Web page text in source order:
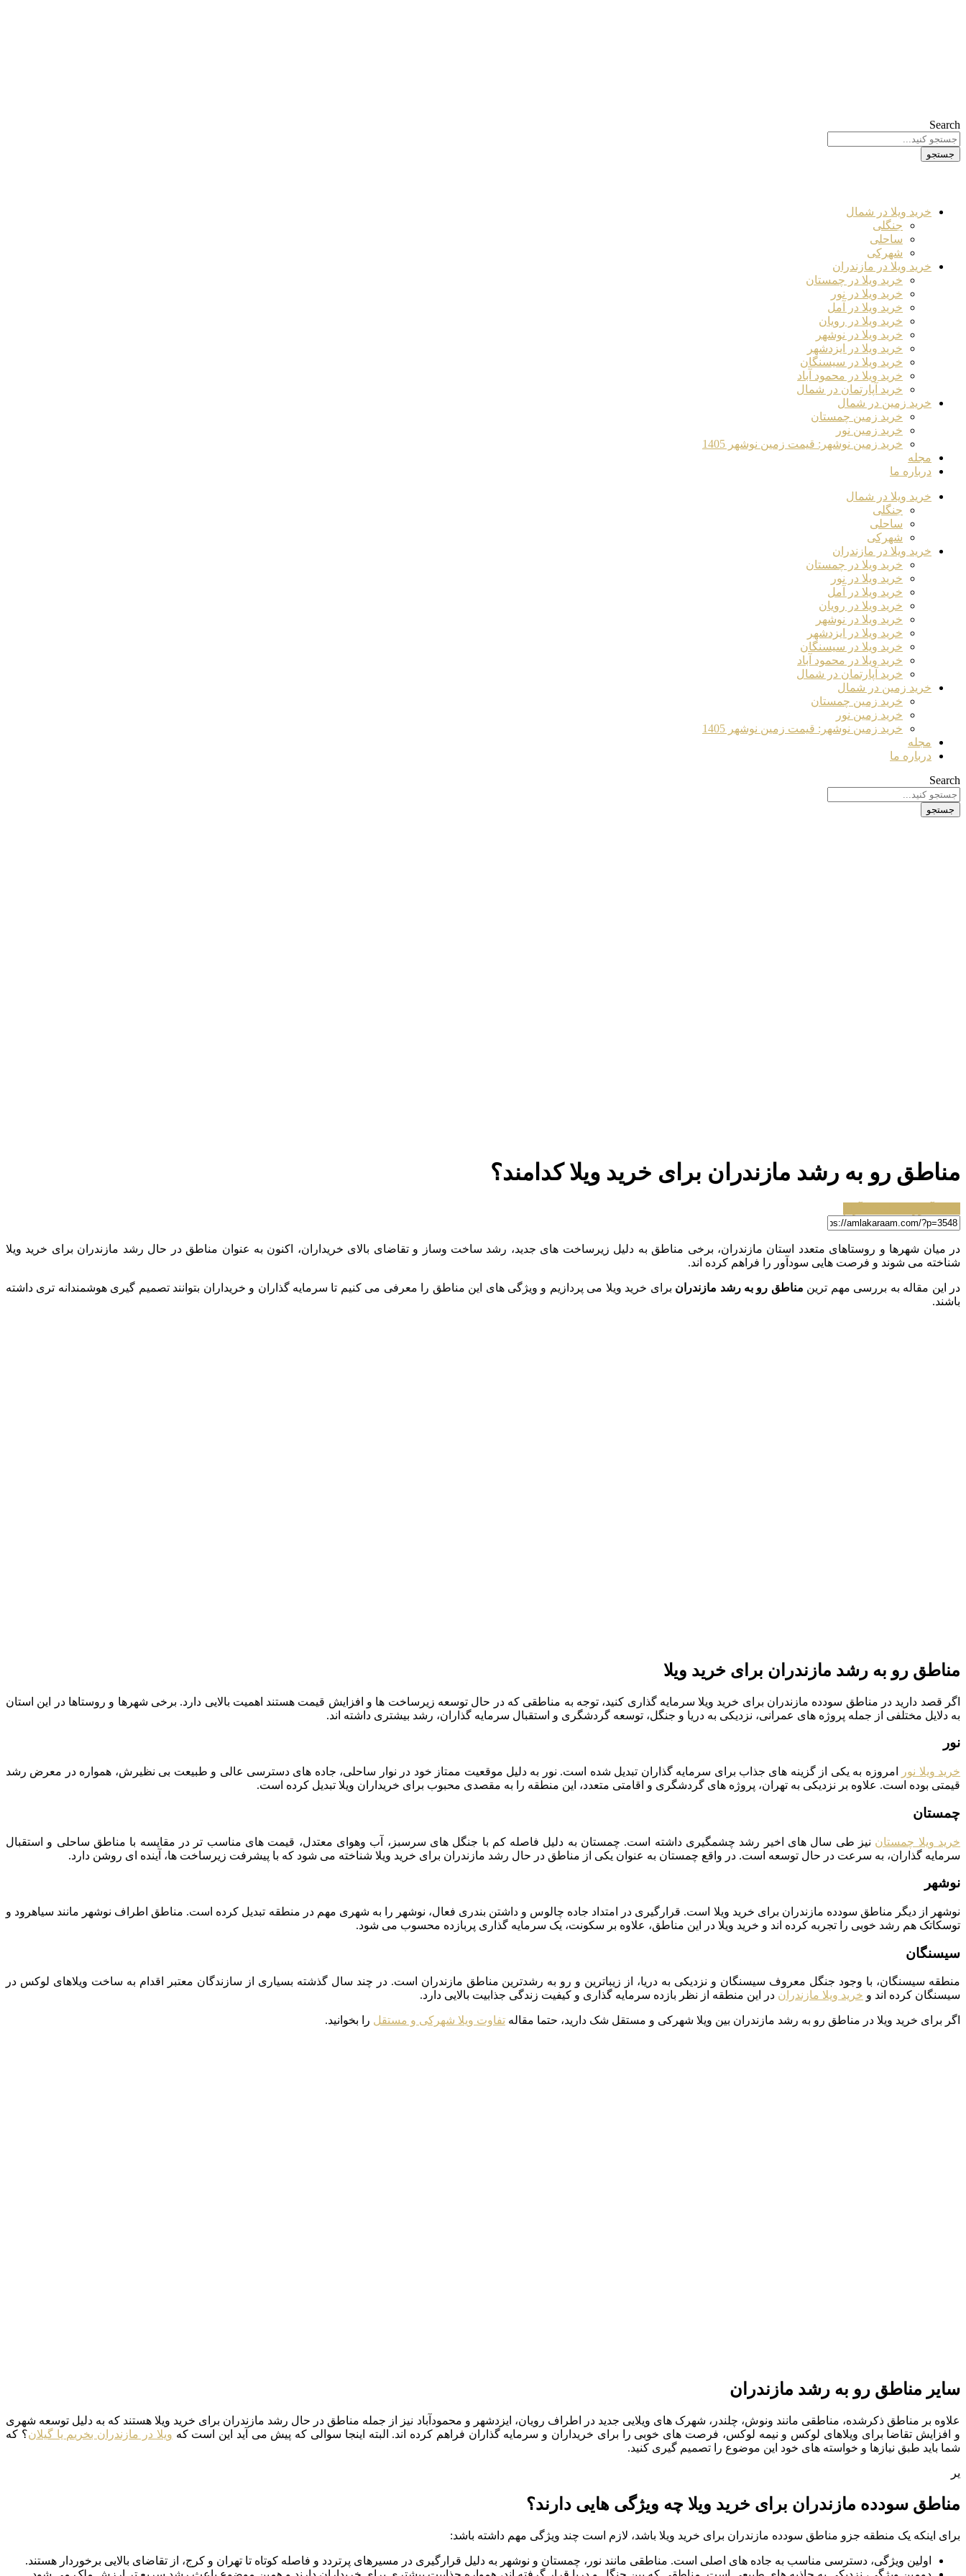
Search
جستجو
خرید ویلا در شمال
جنگلی
ساحلی
شهرکی
خرید ویلا در مازندران
خرید ویلا در چمستان
خرید ویلا در نور
خرید ویلا در آمل
خرید ویلا در رویان
خرید ویلا در نوشهر
خرید ویلا در ایزدشهر
خرید ویلا در سیسنگان
خرید ویلا در محمود آباد
خرید آپارتمان در شمال
خرید زمین در شمال
خرید زمین چمستان
خرید زمین نور
خرید زمین نوشهر: قیمت زمین نوشهر 1405
مجله
درباره ما
خرید ویلا در شمال
جنگلی
ساحلی
شهرکی
خرید ویلا در مازندران
خرید ویلا در چمستان
خرید ویلا در نور
خرید ویلا در آمل
خرید ویلا در رویان
خرید ویلا در نوشهر
خرید ویلا در ایزدشهر
خرید ویلا در سیسنگان
خرید ویلا در محمود آباد
خرید آپارتمان در شمال
خرید زمین در شمال
خرید زمین چمستان
خرید زمین نور
خرید زمین نوشهر: قیمت زمین نوشهر 1405
مجله
درباره ما
Search
جستجو
مناطق رو به رشد مازندران برای خرید ویلا کدامند؟
در میان شهرها و روستاهای متعدد استان مازندران، برخی مناطق به دلیل زیرساخت های جدید، رشد ساخت وساز و تقاضای بالای خریداران، اکنون به عنوان مناطق در حال رشد مازندران برای خرید ویلا
شناخته می شوند و فرصت هایی سودآور را فراهم کرده اند.
در این مقاله به بررسی مهم ترین مناطق رو به رشد مازندران برای خرید ویلا می پردازیم و ویژگی های این مناطق را معرفی می کنیم تا سرمایه گذاران و خریداران بتوانند تصمیم گیری هوشمندانه تری داشته
باشند.
مناطق رو به رشد مازندران برای خرید ویلا
اگر قصد دارید در مناطق سودده مازندران برای خرید ویلا سرمایه گذاری کنید، توجه به مناطقی که در حال توسعه زیرساخت ها و افزایش قیمت هستند اهمیت بالایی دارد. برخی شهرها و روستاها در این استان
به دلایل مختلفی از جمله پروژه های عمرانی، نزدیکی به دریا و جنگل، توسعه گردشگری و استقبال سرمایه گذاران، رشد بیشتری داشته اند.
نور
خرید ویلا نور
امروزه به یکی از گزینه های جذاب برای سرمایه گذاران تبدیل شده است. نور به دلیل موقعیت ممتاز خود در نوار ساحلی، جاده های دسترسی عالی و طبیعت بی نظیرش، همواره در معرض رشد
قیمتی بوده است. علاوه بر نزدیکی به تهران، پروژه های گردشگری و اقامتی متعدد، این منطقه را به مقصدی محبوب برای خریداران ویلا تبدیل کرده است.
چمستان
خرید ویلا چمستان نیز طی سال های اخیر رشد چشمگیری داشته است. چمستان به دلیل فاصله کم با جنگل های سرسبز، آب وهوای معتدل، قیمت های مناسب تر در مقایسه با مناطق ساحلی و استقبال
سرمایه گذاران، به سرعت در حال توسعه است. در واقع چمستان به عنوان یکی از مناطق در حال رشد مازندران برای خرید ویلا شناخته می شود که با پیشرفت زیرساخت ها، آینده ای روشن دارد.
نوشهر
نوشهر از دیگر مناطق سودده مازندران برای خرید ویلا است. قرارگیری در امتداد جاده چالوس و داشتن بندری فعال، نوشهر را به شهری مهم در منطقه تبدیل کرده است. مناطق اطراف نوشهر مانند سیاهرود و
توسکاتک هم رشد خوبی را تجربه کرده اند و خرید ویلا در این مناطق، علاوه بر سکونت، یک سرمایه گذاری پربازده محسوب می شود.
سیسنگان
منطقه سیسنگان، با وجود جنگل معروف سیسنگان و نزدیکی به دریا، از زیباترین و رو به رشدترین مناطق مازندران است. در چند سال گذشته بسیاری از سازندگان معتبر اقدام به ساخت ویلاهای لوکس در
سیسنگان کرده اند و خرید ویلا مازندران در این منطقه از نظر بازده سرمایه گذاری و کیفیت زندگی جذابیت بالایی دارد.
اگر برای خرید ویلا در مناطق رو به رشد مازندران بین ویلا شهرکی و مستقل شک دارید، حتما مقاله تفاوت ویلا شهرکی و مستقل را بخوانید.
سایر مناطق رو به رشد مازندران
علاوه بر مناطق ذکرشده، مناطقی مانند ونوش، چلندر، شهرک های ویلایی جدید در اطراف رویان، ایزدشهر و محمودآباد نیز از جمله مناطق در حال رشد مازندران برای خرید ویلا هستند که به دلیل توسعه شهری
و افزایش تقاضا برای ویلاهای لوکس و نیمه لوکس، فرصت های خوبی را برای خریداران و سرمایه گذاران فراهم کرده اند. البته اینجا سوالی که پیش می آید این است که ویلا در مازندران بخریم یا گیلان؟ که
شما باید طبق نیازها و خواسته های خود این موضوع را تصمیم گیری کنید.
یر
مناطق سودده مازندران برای خرید ویلا چه ویژگی هایی دارند؟
برای اینکه یک منطقه جزو مناطق سودده مازندران برای خرید ویلا باشد، لازم است چند ویژگی مهم داشته باشد:
اولین ویژگی، دسترسی مناسب به جاده های اصلی است. مناطقی مانند نور، چمستان و نوشهر به دلیل قرارگیری در مسیرهای پرتردد و فاصله کوتاه تا تهران و کرج، از تقاضای بالایی برخوردار هستند.